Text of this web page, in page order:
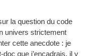
la question du code
univers strictement
cette anecdote : je
que j’encadrais, il y